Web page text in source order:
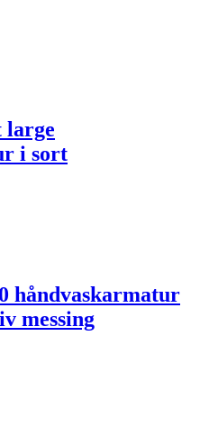
large
i sort
håndvaskarmatur
messing